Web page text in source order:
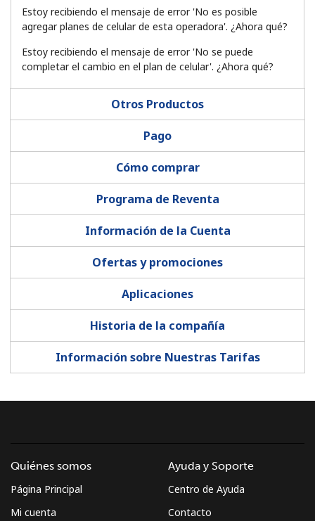
Estoy recibiendo el mensaje de error 'No es posible
agregar planes de celular de esta operadora'. ¿Ahora qué?
Estoy recibiendo el mensaje de error 'No se puede
completar el cambio en el plan de celular'. ¿Ahora qué?
Otros Productos
Pago
Cómo comprar
Programa de Reventa
Información de la Cuenta
Ofertas y promociones
Aplicaciones
Historia de la compañía
Información sobre Nuestras Tarifas
Quiénes somos
Página Principal
Mi cuenta
Ayuda y Soporte
Centro de Ayuda
Contacto